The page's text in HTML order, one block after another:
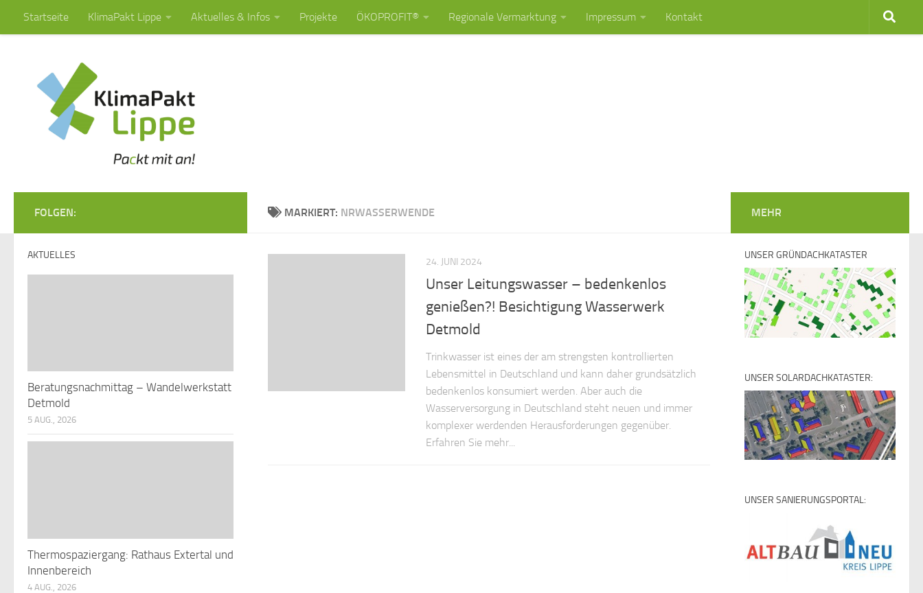
Zum Inhalt springen
Startseite KlimaPakt Lippe Aktuelles & Infos Projekte ÖKOPROFIT® Regionale Vermarktung Impressum Kontakt
MARKIERT: NRWASSERWENDE
24. JUNI 2024
Unser Leitungswasser – bedenkenlos
genießen?! Besichtigung Wasserwerk
Detmold
Trinkwasser ist eines der am strengsten kontrollierten
Lebensmittel in Deutschland und kann daher grundsätzlich
bedenkenlos konsumiert werden. Aber auch die
Wasserversorgung in Deutschland steht neuen und immer
komplexer werdenden Herausforderungen gegenüber.
Erfahren Sie mehr...
FOLGEN:
AKTUELLES
Beratungsnachmittag – Wandelwerkstatt
Detmold
5 AUG., 2026
Thermospaziergang: Rathaus Extertal und
Innenbereich
4 AUG., 2026
MEHR
UNSER GRÜNDACHKATASTER
UNSER SOLARDACHKATASTER:
UNSER SANIERUNGSPORTAL: